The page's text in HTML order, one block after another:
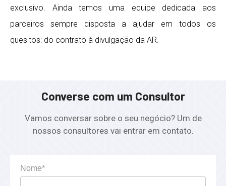
exclusivo. Ainda temos uma equipe dedicada aos
parceiros sempre disposta a ajudar em todos os
quesitos: do contrato à divulgação da AR.
Converse com um Consultor
Vamos conversar sobre o seu negócio? Um de
nossos consultores vai entrar em contato.
Nome*